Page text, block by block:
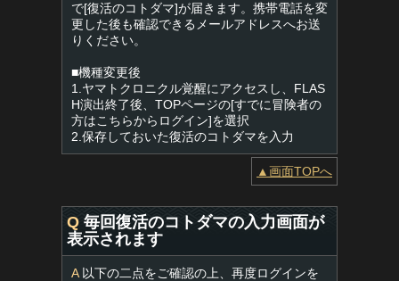
で[復活のコトダマ]が届きます。携帯電話を変
更した後も確認できるメールアドレスへお送
りください。
■機種変更後
1.ヤマトクロニクル覚醒にアクセスし、FLAS
H演出終了後、TOPページの[すでに冒険者の
方はこちらからログイン]を選択
2.保存しておいた復活のコトダマを入力
▲画面TOPへ
Q 毎回復活のコトダマの入力画面が
表示されます
A以下の二点をご確認の上、再度ログインを